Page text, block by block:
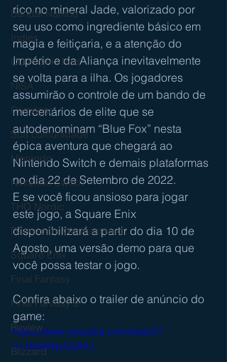
Bandai Namco
Indies
CD Projekt Red
NISA
Começar
Sua comunidade
Nintendo
Nintendo Switch
THQ Nordic
Darksiders Warmastered
Square Enix
Final Fantasy
Final Fantasy 9
Review
Blizzard
rico no mineral Jade, valorizado por
seu uso como ingrediente básico em
magia e feitiçaria, e a atenção do
Império e da Aliança inevitavelmente
se volta para a ilha. Os jogadores
assumirão o controle de um bando de
mercenários de elite que se
autodenominam “Blue Fox” nesta
épica aventura que chegará ao
Nintendo Switch e demais plataformas
no dia 22 de Setembro de 2022.
E se você ficou ansioso para jogar
este jogo, a Square Enix
disponibilizará a partir do dia 10 de
Agosto, uma versão demo para que
você possa testar o jogo.
Confira abaixo o trailer de anúncio do
game:
https://www.youtube.com/watch?
v=16eW4pAJUKU